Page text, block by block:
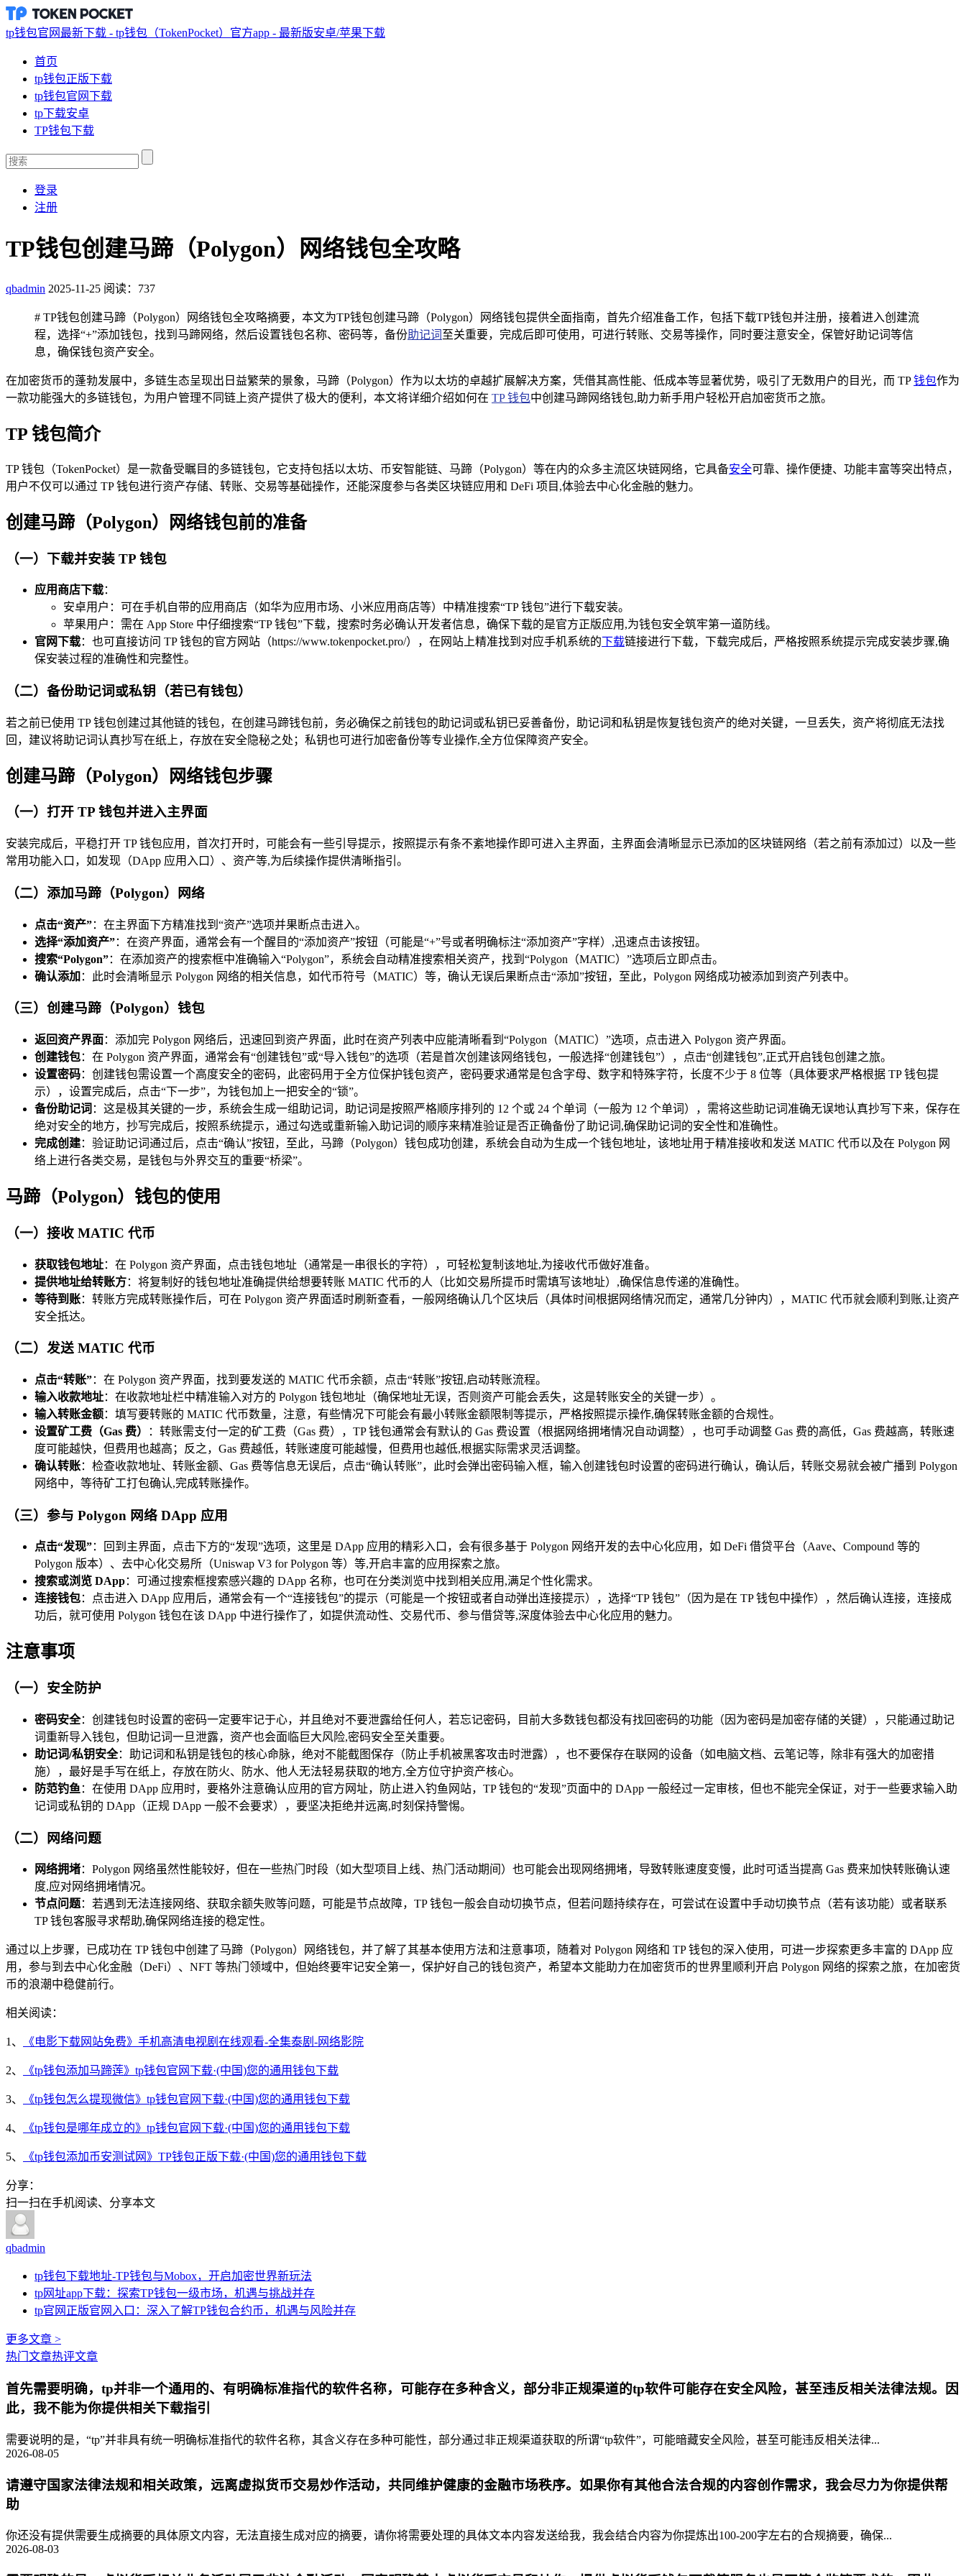
tp钱包官网最新下载 - tp钱包（TokenPocket）官方app - 最新版安卓/苹果下载
首页
tp钱包正版下载
tp钱包官网下载
tp下载安卓
TP钱包下载
登录
注册
TP钱包创建马蹄（Polygon）网络钱包全攻略
qbadmin 2025-11-25 阅读：737
# TP钱包创建马蹄（Polygon）网络钱包全攻略摘要，本文为TP钱包创建马蹄（Polygon）网络钱包提供全面指南，首先介绍准备工作，包括下载TP钱包并注册，接着进入创建流
程，选择“+”添加钱包，找到马蹄网络，然后设置钱包名称、密码等，备份助记词 至关重要，完成后即可使用，可进行转账、交易等操作，同时要注意安全，保管好助记词等信
息，确保钱包资产安全。
在加密货币的蓬勃发展中，多链生态呈现出日益繁荣的景象，马蹄（Polygon）作为以太坊的卓越扩展解决方案，凭借其高性能、低成本等显著优势，吸引了无数用户的目光，而 TP钱包作为
一款功能强大的多链钱包，为用户管理不同链上资产提供了极大的便利，本文将详细介绍如何在 TP 钱包中创建马蹄网络钱包,助力新手用户轻松开启加密货币之旅。
TP 钱包简介
TP 钱包（TokenPocket）是一款备受瞩目的多链钱包，它支持包括以太坊、币安智能链、马蹄（Polygon）等在内的众多主流区块链网络，它具备安全可靠、操作便捷、功能丰富等突出特点，
用户不仅可以通过 TP 钱包进行资产存储、转账、交易等基础操作，还能深度参与各类区块链应用和 DeFi 项目,体验去中心化金融的魅力。
创建马蹄（Polygon）网络钱包前的准备
（一）下载并安装 TP 钱包
应用商店下载：
安卓用户：可在手机自带的应用商店（如华为应用市场、小米应用商店等）中精准搜索“TP 钱包”进行下载安装。
苹果用户：需在 App Store 中仔细搜索“TP 钱包”下载，搜索时务必确认开发者信息，确保下载的是官方正版应用,为钱包安全筑牢第一道防线。
官网下载：也可直接访问 TP 钱包的官方网站（https://www.tokenpocket.pro/），在网站上精准找到对应手机系统的下载链接进行下载，下载完成后，严格按照系统提示完成安装步骤,确
保安装过程的准确性和完整性。
（二）备份助记词或私钥（若已有钱包）
若之前已使用 TP 钱包创建过其他链的钱包，在创建马蹄钱包前，务必确保之前钱包的助记词或私钥已妥善备份，助记词和私钥是恢复钱包资产的绝对关键，一旦丢失，资产将彻底无法找
回，建议将助记词认真抄写在纸上，存放在安全隐秘之处；私钥也可进行加密备份等专业操作,全方位保障资产安全。
创建马蹄（Polygon）网络钱包步骤
（一）打开 TP 钱包并进入主界面
安装完成后，平稳打开 TP 钱包应用，首次打开时，可能会有一些引导提示，按照提示有条不紊地操作即可进入主界面，主界面会清晰显示已添加的区块链网络（若之前有添加过）以及一些
常用功能入口，如发现（DApp 应用入口）、资产等,为后续操作提供清晰指引。
（二）添加马蹄（Polygon）网络
点击“资产”：在主界面下方精准找到“资产”选项并果断点击进入。
选择“添加资产”：在资产界面，通常会有一个醒目的“添加资产”按钮（可能是“+”号或者明确标注“添加资产”字样）,迅速点击该按钮。
搜索“Polygon”：在添加资产的搜索框中准确输入“Polygon”，系统会自动精准搜索相关资产，找到“Polygon（MATIC）”选项后立即点击。
确认添加 ：此时会清晰显示 Polygon 网络的相关信息，如代币符号（MATIC）等，确认无误后果断点击“添加”按钮，至此，Polygon 网络成功被添加到资产列表中。
（三）创建马蹄（Polygon）钱包
返回资产界面：添加完 Polygon 网络后，迅速回到资产界面，此时在资产列表中应能清晰看到“Polygon（MATIC）”选项，点击进入 Polygon 资产界面。
创建钱包：在 Polygon 资产界面，通常会有“创建钱包”或“导入钱包”的选项（若是首次创建该网络钱包，一般选择“创建钱包”），点击“创建钱包”,正式开启钱包创建之旅。
设置密码：创建钱包需设置一个高度安全的密码，此密码用于全方位保护钱包资产，密码要求通常是包含字母、数字和特殊字符，长度不少于 8 位等（具体要求严格根据 TP 钱包提
示），设置完成后，点击“下一步”，为钱包加上一把安全的“锁”。
备份助记词 ：这是极其关键的一步，系统会生成一组助记词，助记词是按照严格顺序排列的 12 个或 24 个单词（一般为 12 个单词），需将这些助记词准确无误地认真抄写下来，保存在
绝对安全的地方，抄写完成后，按照系统提示，通过勾选或重新输入助记词的顺序来精准验证是否正确备份了助记词,确保助记词的安全性和准确性。
完成创建：验证助记词通过后，点击“确认”按钮，至此，马蹄（Polygon）钱包成功创建，系统会自动为生成一个钱包地址，该地址用于精准接收和发送 MATIC 代币以及在 Polygon 网
络上进行各类交易，是钱包与外界交互的重要“桥梁”。
马蹄（Polygon）钱包的使用
（一）接收 MATIC 代币
获取钱包地址：在 Polygon 资产界面，点击钱包地址（通常是一串很长的字符），可轻松复制该地址,为接收代币做好准备。
提供地址给转账方：将复制好的钱包地址准确提供给想要转账 MATIC 代币的人（比如交易所提币时需填写该地址）,确保信息传递的准确性。
等待到账：转账方完成转账操作后，可在 Polygon 资产界面适时刷新查看，一般网络确认几个区块后（具体时间根据网络情况而定，通常几分钟内），MATIC 代币就会顺利到账,让资产
安全抵达。
（二）发送 MATIC 代币
点击“转账”：在 Polygon 资产界面，找到要发送的 MATIC 代币余额，点击“转账”按钮,启动转账流程。
输入收款地址：在收款地址栏中精准输入对方的 Polygon 钱包地址（确保地址无误，否则资产可能会丢失，这是转账安全的关键一步）。
输入转账金额：填写要转账的 MATIC 代币数量，注意，有些情况下可能会有最小转账金额限制等提示，严格按照提示操作,确保转账金额的合规性。
设置矿工费（Gas 费）
：转账需支付一定的矿工费（Gas 费），TP 钱包通常会有默认的 Gas 费设置（根据网络拥堵情况自动调整），也可手动调整 Gas 费的高低，Gas 费越高，转账速
度可能越快，但费用也越高；反之，Gas 费越低，转账速度可能越慢，但费用也越低,根据实际需求灵活调整。
确认转账：检查收款地址、转账金额、Gas 费等信息无误后，点击“确认转账”，此时会弹出密码输入框，输入创建钱包时设置的密码进行确认，确认后，转账交易就会被广播到 Polygon
网络中，等待矿工打包确认,完成转账操作。
（三）参与 Polygon 网络 DApp 应用
点击“发现”：回到主界面，点击下方的“发现”选项，这里是 DApp 应用的精彩入口，会有很多基于 Polygon 网络开发的去中心化应用，如 DeFi 借贷平台（Aave、Compound 等的
Polygon 版本）、去中心化交易所（Uniswap V3 for Polygon 等）等,开启丰富的应用探索之旅。
搜索或浏览 DApp：可通过搜索框搜索感兴趣的 DApp 名称，也可在分类浏览中找到相关应用,满足个性化需求。
连接钱包：点击进入 DApp 应用后，通常会有一个“连接钱包”的提示（可能是一个按钮或者自动弹出连接提示），选择“TP 钱包”（因为是在 TP 钱包中操作），然后确认连接，连接成
功后，就可使用 Polygon 钱包在该 DApp 中进行操作了，如提供流动性、交易代币、参与借贷等,深度体验去中心化应用的魅力。
注意事项
（一）安全防护
密码安全：创建钱包时设置的密码一定要牢记于心，并且绝对不要泄露给任何人，若忘记密码，目前大多数钱包都没有找回密码的功能（因为密码是加密存储的关键），只能通过助记
词重新导入钱包，但助记词一旦泄露，资产也会面临巨大风险,密码安全至关重要。
助记词/私钥安全：助记词和私钥是钱包的核心命脉，绝对不能截图保存（防止手机被黑客攻击时泄露），也不要保存在联网的设备（如电脑文档、云笔记等，除非有强大的加密措
施），最好是手写在纸上，存放在防火、防水、他人无法轻易获取的地方,全方位守护资产核心。
防范钓鱼 ：在使用 DApp 应用时，要格外注意确认应用的官方网址，防止进入钓鱼网站，TP 钱包的“发现”页面中的 DApp 一般经过一定审核，但也不能完全保证，对于一些要求输入助
记词或私钥的 DApp（正规 DApp 一般不会要求），要坚决拒绝并远离,时刻保持警惕。
（二）网络问题
网络拥堵：Polygon 网络虽然性能较好，但在一些热门时段（如大型项目上线、热门活动期间）也可能会出现网络拥堵，导致转账速度变慢，此时可适当提高 Gas 费来加快转账确认速
度,应对网络拥堵情况。
节点问题：若遇到无法连接网络、获取余额失败等问题，可能是节点故障，TP 钱包一般会自动切换节点，但若问题持续存在，可尝试在设置中手动切换节点（若有该功能）或者联系
TP 钱包客服寻求帮助,确保网络连接的稳定性。
通过以上步骤，已成功在 TP 钱包中创建了马蹄（Polygon）网络钱包，并了解了其基本使用方法和注意事项，随着对 Polygon 网络和 TP 钱包的深入使用，可进一步探索更多丰富的 DApp 应
用，参与到去中心化金融（DeFi）、NFT 等热门领域中，但始终要牢记安全第一，保护好自己的钱包资产，希望本文能助力在加密货币的世界里顺利开启 Polygon 网络的探索之旅，在加密货
币的浪潮中稳健前行。
相关阅读：
1、 《电影下载网站免费》手机高清电视剧在线观看-全集泰剧-网络影院
2、 《tp钱包添加马蹄莲》tp钱包官网下载·(中国)您的通用钱包下载
3、 《tp钱包怎么提现微信》tp钱包官网下载·(中国)您的通用钱包下载
4、 《tp钱包是哪年成立的》tp钱包官网下载·(中国)您的通用钱包下载
5、 《tp钱包添加币安测试网》TP钱包正版下载·(中国)您的通用钱包下载
分享：
扫一扫在手机阅读、分享本文
qbadmin
tp钱包下载地址-TP钱包与Mobox，开启加密世界新玩法
tp网址app下载：探索TP钱包一级市场，机遇与挑战并存
tp官网正版官网入口：深入了解TP钱包合约币，机遇与风险并存
更多文章 >
热门文章热评文章
首先需要明确，tp并非一个通用的、有明确标准指代的软件名称，可能存在多种含义，部分非正规渠道的tp软件可能存在安全风险，甚至违反相关法律法规。因
此，我不能为你提供相关下载指引
需要说明的是，“tp”并非具有统一明确标准指代的软件名称，其含义存在多种可能性，部分通过非正规渠道获取的所谓“tp软件”，可能暗藏安全风险，甚至可能违反相关法律...
2026-08-05
请遵守国家法律法规和相关政策，远离虚拟货币交易炒作活动，共同维护健康的金融市场秩序。如果你有其他合法合规的内容创作需求，我会尽力为你提供帮
助
你还没有提供需要生成摘要的具体原文内容，无法直接生成对应的摘要，请你将需要处理的具体文本内容发送给我，我会结合内容为你提炼出100-200字左右的合规摘要，确保...
2026-08-03